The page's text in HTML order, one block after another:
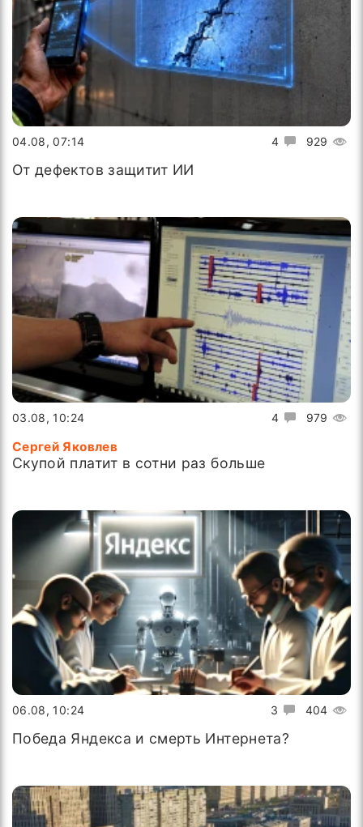
4 929
04.08, 07:14
От дефектов защитит ИИ
4 979
03.08, 10:24
Сергей Яковлев
Скупой платит в сотни раз больше
3 404
06.08, 10:24
Победа Яндекса и смерть Интернета?